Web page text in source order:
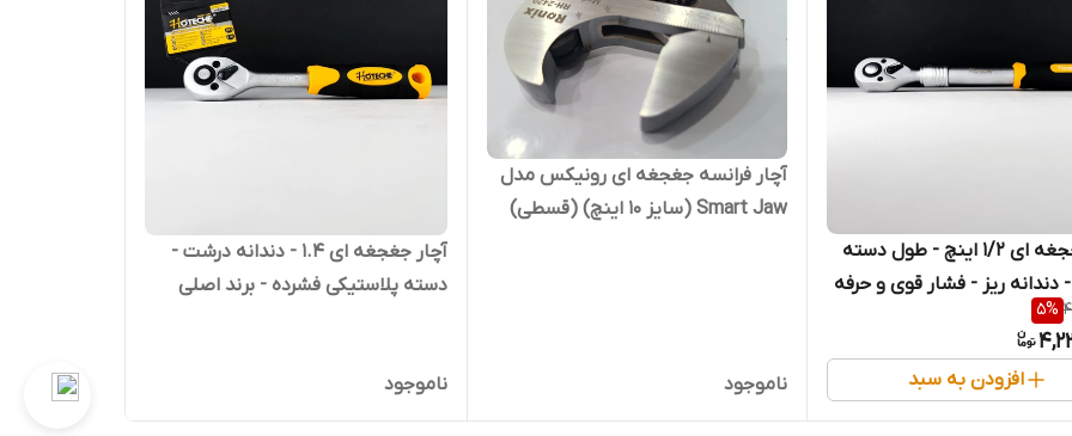
آچار جغجغه ای 1/2 اینچ - طول دسته
دندانه ریز - فشار قوی و حرفه
5%
افزودن به سبد
آچار فرانسه جغجغه ای رونیکس مدل
Smart Jaw (سایز 10 اینچ) (قسطی)
ناموجود
آچار جغجغه ای 1.4 - دندانه درشت -
دسته پلاستیکی فشرده - برند اصلی
ناموجود